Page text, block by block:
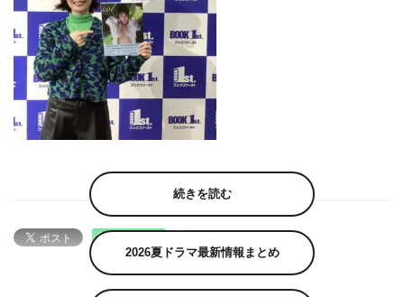
続きを読む
2026夏ドラマ最新情報まとめ